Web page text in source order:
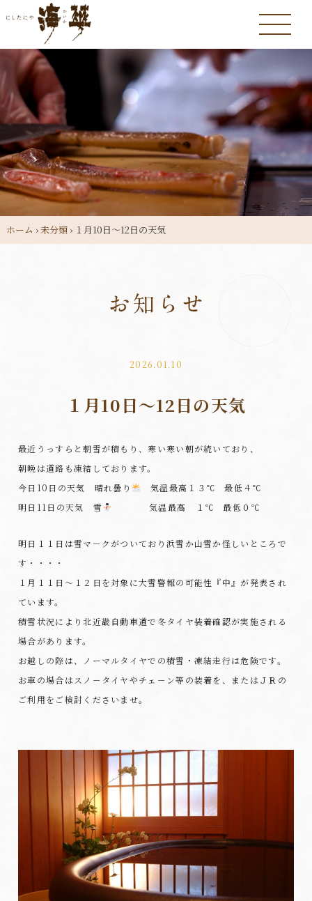
ホーム ›未分類›１月10日～12日の天気
2026.01.10
１月10日～12日の天気
最近うっすらと朝雪が積もり、寒い寒い朝が続いており、
朝晩は道路も凍結しております。
今日10日の天気 晴れ曇り
気温最高１３℃ 最低４℃
明日11日の天気 雪
気温最高 １℃ 最低０℃
明日１１日は雪マ－クがついており浜雪か山雪か怪しいところで
す・・・・
１月１１日～１２日を対象に大雪警報の可能性『中』が発表され
ています。
積雪状況により北近畿自動車道で冬タイヤ装着確認が実施される
場合があります。
お越しの際は、ノーマルタイヤでの積雪・凍結走行は危険です。
お車の場合はスノ－タイヤやチェ－ン等の装着を、またはＪＲの
ご利用をご検討くださいませ。